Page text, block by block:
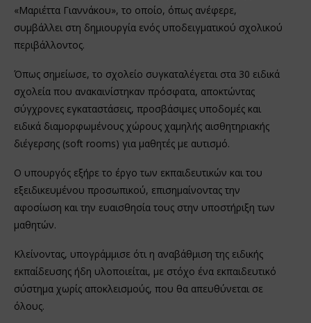
«Μαριέττα Γιαννάκου», το οποίο, όπως ανέφερε,
συμβάλλει στη δημιουργία ενός υποδειγματικού σχολικού
περιβάλλοντος.
Όπως σημείωσε, το σχολείο συγκαταλέγεται στα 30 ειδικά
σχολεία που ανακαινίστηκαν πρόσφατα, αποκτώντας
σύγχρονες εγκαταστάσεις, προσβάσιμες υποδομές και
ειδικά διαμορφωμένους χώρους χαμηλής αισθητηριακής
διέγερσης (soft rooms) για μαθητές με αυτισμό.
Ο υπουργός εξήρε το έργο των εκπαιδευτικών και του
εξειδικευμένου προσωπικού, επισημαίνοντας την
αφοσίωση και την ευαισθησία τους στην υποστήριξη των
μαθητών.
Κλείνοντας, υπογράμμισε ότι η αναβάθμιση της ειδικής
εκπαίδευσης ήδη υλοποιείται, με στόχο ένα εκπαιδευτικό
σύστημα χωρίς αποκλεισμούς, που θα απευθύνεται σε
όλους.